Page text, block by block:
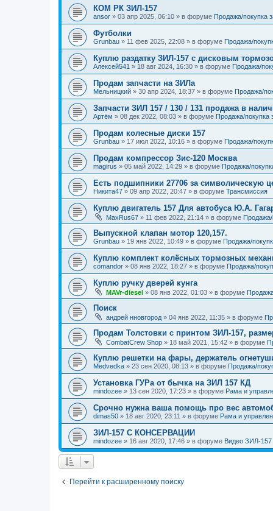
КОМ РК ЗИЛ-157
ansor » 03 апр 2025, 06:10 » в форуме Продажа/покупка
Футболки
Grunbau » 11 фев 2025, 22:08 » в форуме Продажа/
Куплю раздатку ЗИЛ-157 с дисковым
Алексей541 » 18 авг 2024, 16:30 » в форуме Продажа/
Продам запчасти на ЗИЛа
Мельницкий » 30 апр 2024, 18:37 » в форуме Продажа/
Запчасти ЗИЛ 157 / 130 / 131 продажа в
Артём » 08 дек 2022, 08:03 » в форуме Продажа/покупка
Продам колесные диски 157
Grunbau » 17 июл 2022, 10:16 » в форуме Продажа/
Продам компрессор Зис-120 Москва
magirus » 05 май 2022, 14:29 » в форуме Продажа/
Есть подшипники 27706 за символическую
Никита47 » 09 апр 2022, 20:47 » в форуме Трансмиссия
Куплю двигатель 157 Для автобуса Ю.А.
MaxRus67 » 11 фев 2022, 21:14 » в форуме Продажа/
Выпускной клапан мотор 120,157.
Grunbau » 19 янв 2022, 10:49 » в форуме Продажа/
Куплю комплект колёсных тормозных
comandor » 08 янв 2022, 18:27 » в форуме Продажа/
Куплю ручку дверей кунга
MAVr-diesel » 08 янв 2022, 01:03 » в форуме
Поиск
андрей нновгород » 04 янв 2022, 11:35 » в форуме
Продам Толстовки с принтом ЗИЛ-157,
CombatCrew Shop » 18 май 2021, 15:42 » в форуме
Куплю решетки на фары, держатель
Medvedka » 23 сен 2020, 08:13 » в форуме Продажа/
Установка ГУРа от бычка на ЗИЛ 157 КД
mindozee » 13 сен 2020, 17:23 » в форуме Рама и
Срочно нужна ваша помощь про вес
dimas50 » 18 авг 2020, 23:11 » в форуме Рама и
ЗИЛ-157 С КОНСЕРВАЦИИ
mindozee » 16 авг 2020, 17:46 » в форуме Видео ЗИЛ-157
Перейти к расширенному поиску